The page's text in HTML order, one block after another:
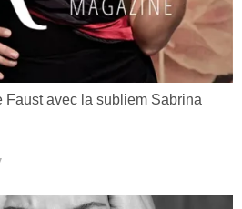
Faust avec la subliem Sabrina